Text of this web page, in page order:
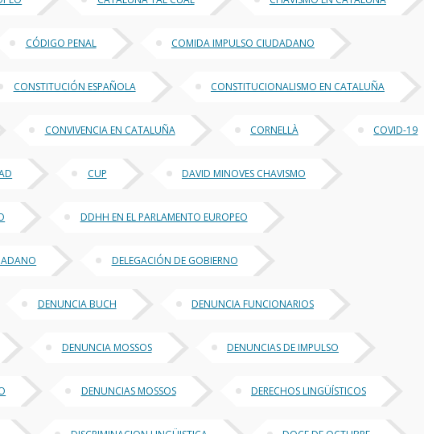
CÓDIGO PENAL COMIDA IMPULSO CIUDADANO
CONSTITUCIÓN ESPAÑOLA CONSTITUCIONALISMO EN CATALUÑA
CONVIVENCIA EN CATALUÑA CORNELLÀ COVID-19
CUP DAVID MINOVES CHAVISMO
DDHH EN EL PARLAMENTO EUROPEO
DELEGACIÓN DE GOBIERNO
DENUNCIA BUCH DENUNCIA FUNCIONARIOS
DENUNCIA MOSSOS DENUNCIAS DE IMPULSO
DENUNCIAS MOSSOS DERECHOS LINGÜÍSTICOS